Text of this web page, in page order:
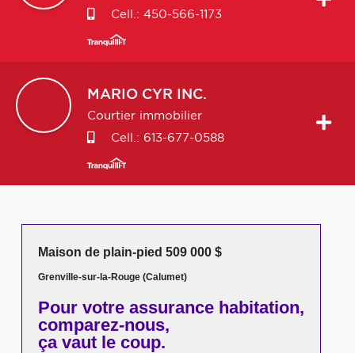
Cell.: 450-566-1173
MARIO CYR INC.
Courtier immobilier
Cell.: 613-677-0588
Maison de plain-pied 509 000 $
Grenville-sur-la-Rouge (Calumet)
Pour votreassurance habitation,
comparez-nous,
ça vaut le coup.